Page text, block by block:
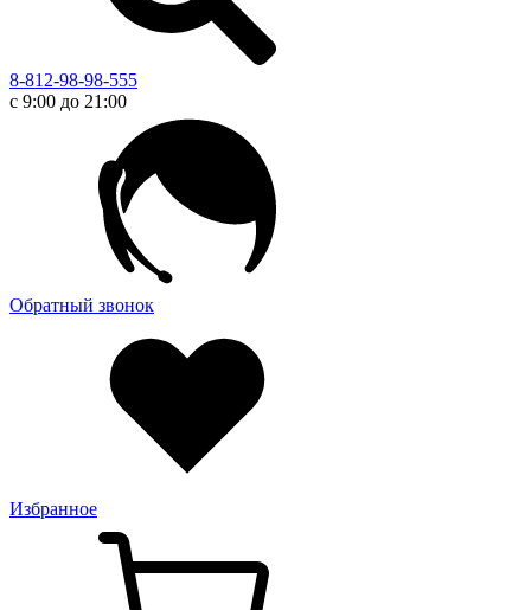
8-812-98-98-555
с 9:00 до 21:00
Обратный звонок
Избранное